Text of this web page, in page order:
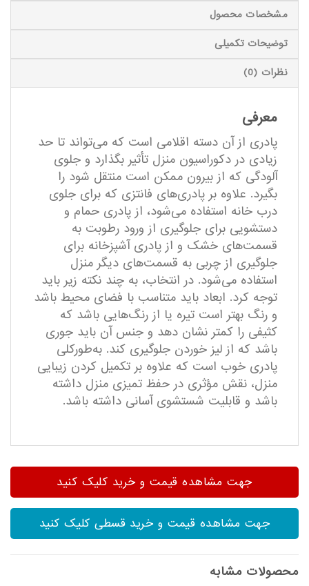
مشخصات محصول
توضیحات تکمیلی
نظرات (0)
معرفی
پادری از آن دسته اقلامی است که می‌تواند تا حد
زیادی در دکوراسیون منزل تأثیر بگذارد و جلوی
آلودگی که از بیرون ممکن است منتقل شود را
بگیرد. علاوه بر پادری‌های فانتزی که برای جلوی
درب خانه استفاده می‌شود، از پادری حمام و
دستشویی برای جلوگیری از ورود رطوبت به
قسمت‌های خشک و از پادری آشپزخانه برای
جلوگیری از چربی به قسمت‌های دیگر منزل
استفاده می‌شود. در انتخاب، به چند نکته زیر باید
توجه کرد. ابعاد باید متناسب با فضای محیط باشد
و رنگ بهتر است تیره یا از رنگ‌هایی باشد که
کثیفی را کمتر نشان دهد و جنس آن باید جوری
باشد که از لیز خوردن جلوگیری کند. به‌طورکلی
پادری خوب است که علاوه بر تکمیل کردن زیبایی
منزل، نقش مؤثری در حفظ تمیزی منزل داشته
باشد و قابلیت شستشوی آسانی داشته باشد.
جهت مشاهده قیمت و خرید کلیک کنید
جهت مشاهده قیمت و خرید قسطی کلیک کنید
محصولات مشابه